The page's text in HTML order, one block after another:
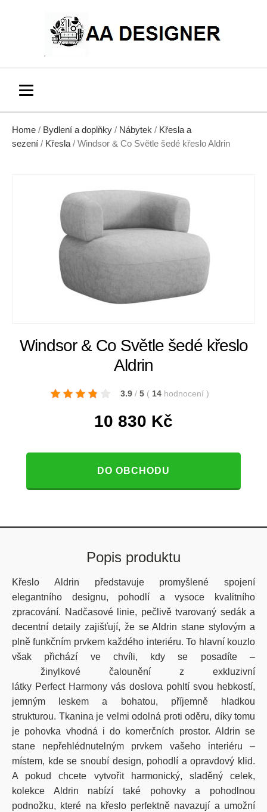
Home / Bydlení a doplňky / Nábytek / Křesla a
sezení / Křesla / Windsor & Co Světle šedé křeslo Aldrin
Windsor & Co Světle šedé křeslo
Aldrin
3.9 / 5 ( 14 hodnocení )
10 830 Kč
DO OBCHODU
Popis produktu
Křeslo Aldrin představuje promyšlené spojení
elegantního designu, pohodlí a vysoce kvalitního
zpracování. Nadčasové linie, pečlivě tvarovaný sedák a
decentní detaily zajišťují, že se Aldrin stane stylovým a
plně funkčním prvkem každého interiéru. To hlavní kouzlo
však přichází ve chvíli, kdy se posadíte –
žinylkové
čalounění z exkluzivní
látky Perfect Harmony vás doslova pohltí svou hebkostí,
jemným leskem a bohatou, příjemně hladkou
strukturou. Tkanina je velmi odolná proti oděru, díky tomu
je pohovka vhodná i do komerčních prostor. Aldrin se
stane nepřehlédnutelným prvkem vašeho interiéru –
místem, kde se snoubí design, pohodlí a opravdový klid.
A pokud chcete vytvořit harmonický, sladěný celek,
kolekce Aldrin nabízí také pohovky a pohodlnou
podnožku, které na křeslo perfektně navazují a umožní